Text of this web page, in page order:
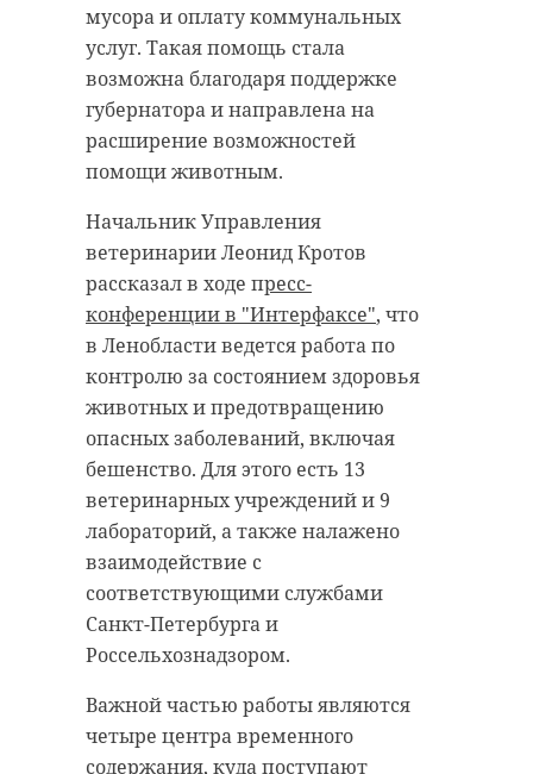
мусора и оплату коммунальных
услуг. Такая помощь стала
возможна благодаря поддержке
губернатора и направлена на
расширение возможностей
помощи животным.
Начальник Управления
ветеринарии Леонид Кротов
рассказал в ходе пресс-
конференции в "Интерфаксе", что
в Ленобласти ведется работа по
контролю за состоянием здоровья
животных и предотвращению
опасных заболеваний, включая
бешенство. Для этого есть 13
ветеринарных учреждений и 9
лабораторий, а также налажено
взаимодействие с
соответствующими службами
Санкт-Петербурга и
Россельхознадзором.
Важной частью работы являются
четыре центра временного
содержания, куда поступают